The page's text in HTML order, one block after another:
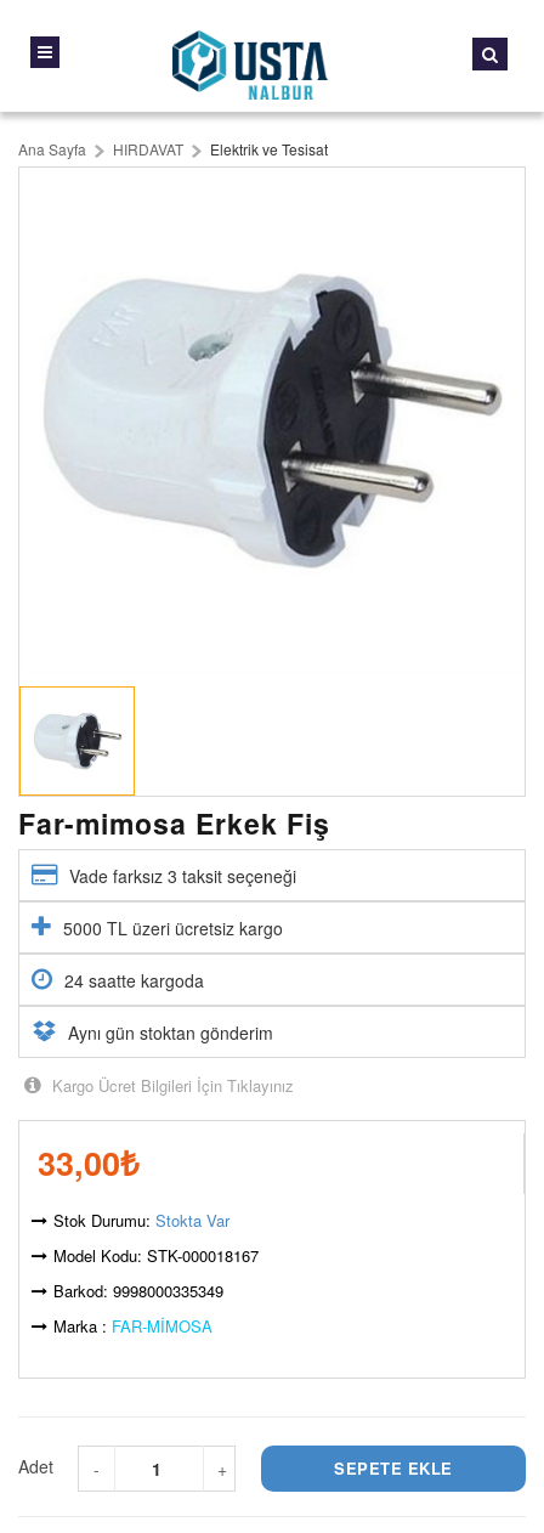
Ana Sayfa HIRDAVAT Elektrik ve Tesisat
Far-mimosa Erkek Fiş
Vade farksız 3 taksit seçeneği
5000 TL üzeri ücretsiz kargo
24 saatte kargoda
Aynı gün stoktan gönderim
Kargo Ücret Bilgileri İçin Tıklayınız
33,00₺
Stok Durumu: Stokta Var
Model Kodu: STK-000018167
Barkod: 9998000335349
Marka : FAR-MİMOSA
Adet +
-